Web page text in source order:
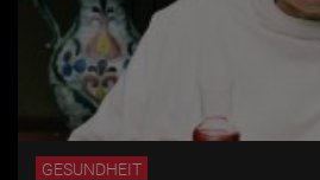
GESUNDHEIT